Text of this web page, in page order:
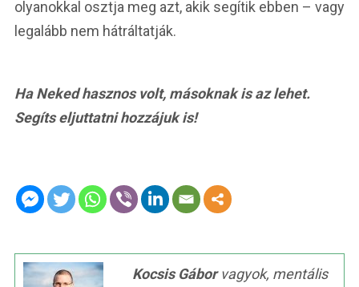
olyanokkal osztja meg azt, akik segítik ebben – vagy
legalább nem hátráltatják.
Ha Neked hasznos volt, másoknak is az lehet.
Segíts eljuttatni hozzájuk is!
Kocsis Gáborvagyok, mentális